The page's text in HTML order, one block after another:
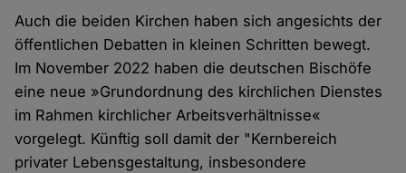
Auch die beiden Kirchen haben sich angesichts der
öffentlichen Debatten in kleinen Schritten bewegt.
Im November 2022 haben die deutschen Bischöfe
eine neue »Grundordnung des kirchlichen Dienstes
im Rahmen kirchlicher Arbeitsverhältnisse«
vorgelegt. Künftig soll damit der "Kernbereich
privater Lebensgestaltung, insbesondere